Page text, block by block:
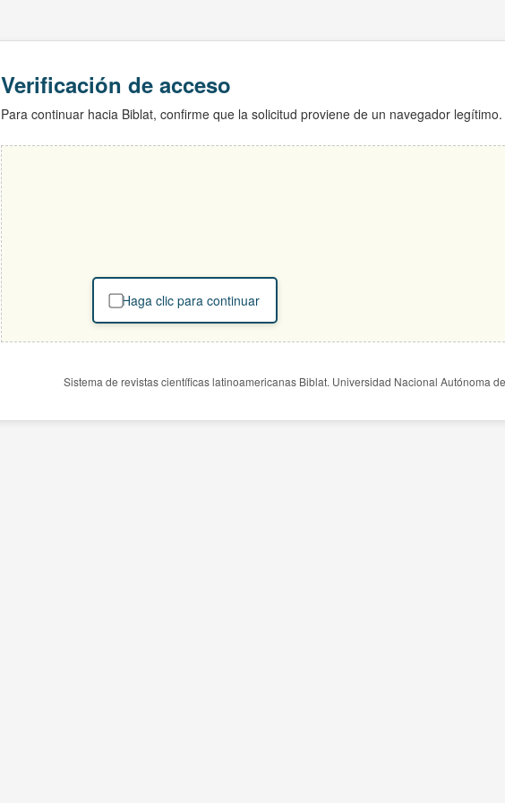
Verificación de acceso
Para continuar hacia Biblat, confirme que la solicitud proviene de un navegador legítimo.
Haga clic para continuar
Sistema de revistas científicas latinoamericanas Biblat. Universidad Nacional Autónoma